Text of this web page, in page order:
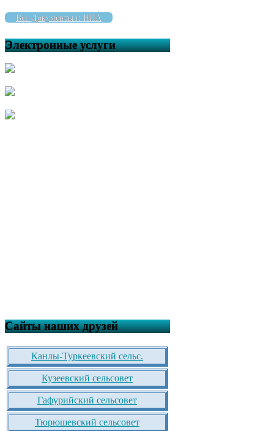
Все Документы и НПА
Электронные услуги
Сайты наших друзей
Канлы-Туркеевский сельс.
Кузеевский сельсовет
Гафурийский сельсовет
Тюрюшевский сельсовет